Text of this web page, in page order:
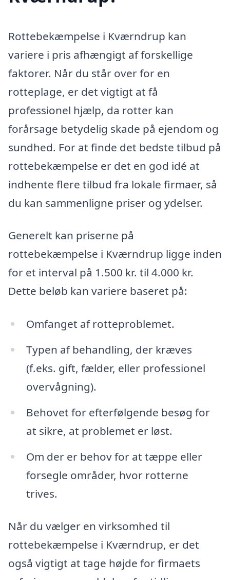
Rottebekæmpelse i Kværndrup kan
variere i pris afhængigt af forskellige
faktorer. Når du står over for en
rotteplage, er det vigtigt at få
professionel hjælp, da rotter kan
forårsage betydelig skade på ejendom og
sundhed. For at finde det bedste tilbud på
rottebekæmpelse er det en god idé at
indhente flere tilbud fra lokale firmaer, så
du kan sammenligne priser og ydelser.
Generelt kan priserne på
rottebekæmpelse i Kværndrup ligge inden
for et interval på 1.500 kr. til 4.000 kr.
Dette beløb kan variere baseret på:
Omfanget af rotteproblemet.
Typen af behandling, der kræves
(f.eks. gift, fælder, eller professionel
overvågning).
Behovet for efterfølgende besøg for
at sikre, at problemet er løst.
Om der er behov for at tæppe eller
forsegle områder, hvor rotterne
trives.
Når du vælger en virksomhed til
rottebekæmpelse i Kværndrup, er det
også vigtigt at tage højde for firmaets